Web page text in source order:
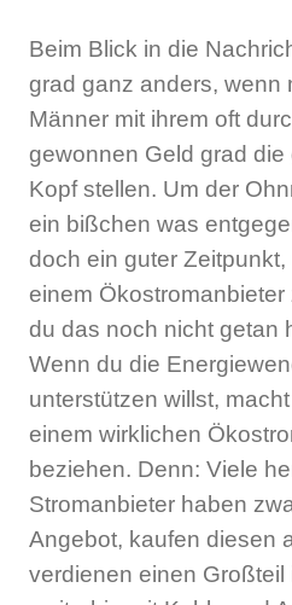
Beim Blick in die
grad ganz anders, wenn
Männer mit ihrem oft
gewonnen Geld grad
Kopf stellen. Um der
ein bißchen was
doch ein guter
einem
du das noch nicht getan
Wenn du die
unterstützen willst,
einem wirklichen
beziehen. Denn: Viele
Stromanbieter haben
Angebot, kaufen diesen
verdienen einen Großteil